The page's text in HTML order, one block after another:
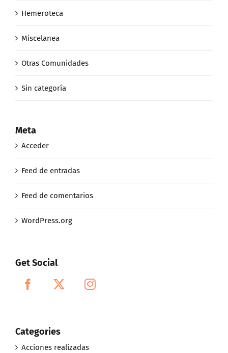
Hemeroteca
Miscelanea
Otras Comunidades
Sin categoría
Meta
Acceder
Feed de entradas
Feed de comentarios
WordPress.org
Get Social
Categories
Acciones realizadas